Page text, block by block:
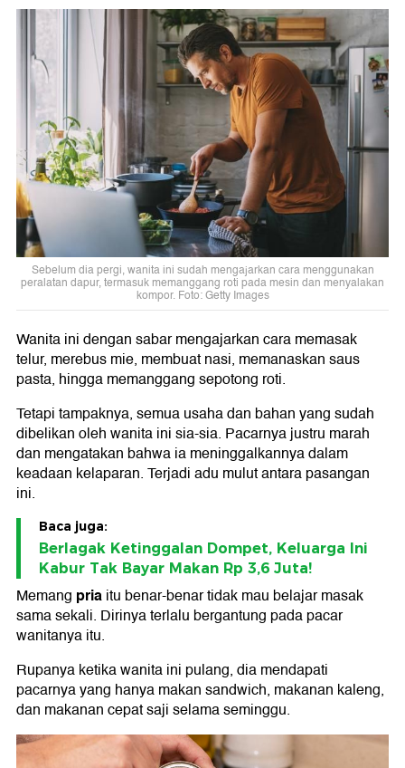
Sebelum dia pergi, wanita ini sudah mengajarkan cara menggunakan
peralatan dapur, termasuk memanggang roti pada mesin dan menyalakan
kompor. Foto: Getty Images
Wanita ini dengan sabar mengajarkan cara memasak
telur, merebus mie, membuat nasi, memanaskan saus
pasta, hingga memanggang sepotong roti.
Tetapi tampaknya, semua usaha dan bahan yang sudah
dibelikan oleh wanita ini sia-sia. Pacarnya justru marah
dan mengatakan bahwa ia meninggalkannya dalam
keadaan kelaparan. Terjadi adu mulut antara pasangan
ini.
Baca juga:
Berlagak Ketinggalan Dompet, Keluarga Ini
Kabur Tak Bayar Makan Rp 3,6 Juta!
Memang priaitu benar-benar tidak mau belajar masak
sama sekali. Dirinya terlalu bergantung pada pacar
wanitanya itu.
Rupanya ketika wanita ini pulang, dia mendapati
pacarnya yang hanya makan sandwich, makanan kaleng,
dan makanan cepat saji selama seminggu.